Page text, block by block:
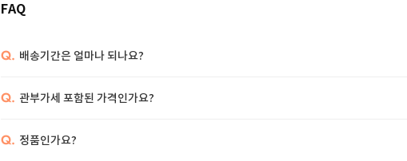
FAQ
Q. 배송기간은 얼마나 되나요?
Q. 관부가세 포함된 가격인가요?
Q. 정품인가요?